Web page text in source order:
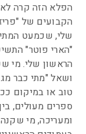
הפלא הזה קרה
הקבועים של
שלי, שכמעט
"הארי פוטר"
הראשון שלי. מי
ושאל "מתי כבר
טוב או במיקום
ספרים מעולים,
ומעריכה, מי